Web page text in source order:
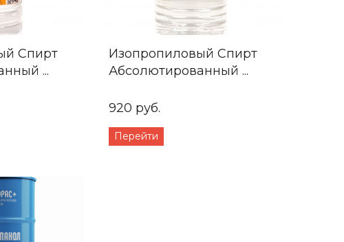
Спирт
...
Изопропиловый Спирт
Абсолютированный ...
920 руб.
Перейти